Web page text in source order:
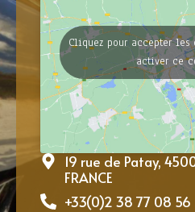
Cliquez pour accepter
activer ce
19 rue de Patay,
FRANCE
+33(0)2 38 77 08 56